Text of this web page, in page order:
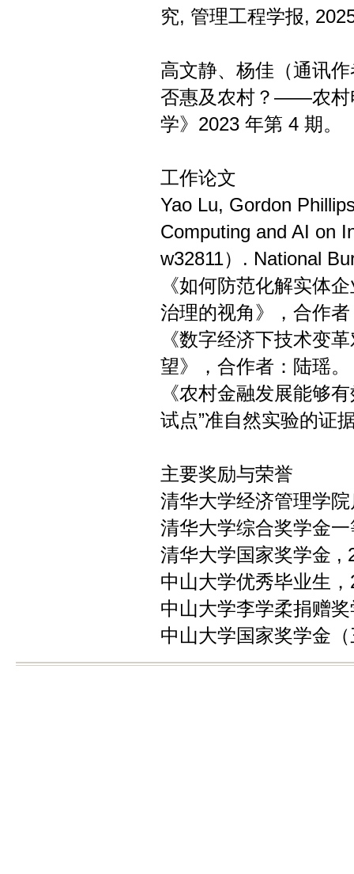
究, 管理工程学报,
高文静、杨佳（通讯
否惠及农村？——农村
学》2023 年第 4 期。
工作论文
Yao Lu, Gordon
Computing and AI on
w32811）. National
《如何防范化解实体
治理的视角》，合作
《数字经济下技术变
望》，合作者：陆瑶。
《农村金融发展能够
试点”准自然实验的证
主要奖励与荣誉
清华大学经济管理学
清华大学综合奖学金
清华大学国家奖学金 ,
中山大学优秀毕业生，
中山大学李学柔捐赠
中山大学国家奖学金